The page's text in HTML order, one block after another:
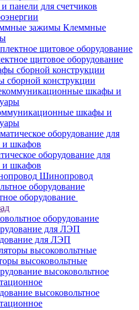
панели для счетчиков
Клеммные
щитовое оборудование
конструкции
шкафы и
оборудование для
и шкафов
Шинопровод
оборудование
оборудование
для ЛЭП
высоковольтные
высоковольтное